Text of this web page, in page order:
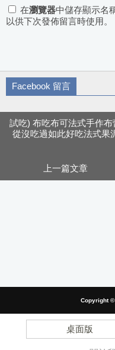
在瀏覽器中儲存顯示名
以供下次發佈留言時使用。
Facebook 留言
試吃) 布吃布可法式手作布
從沒吃過如此好吃法式果
上一篇文章
Copyright
桌面版